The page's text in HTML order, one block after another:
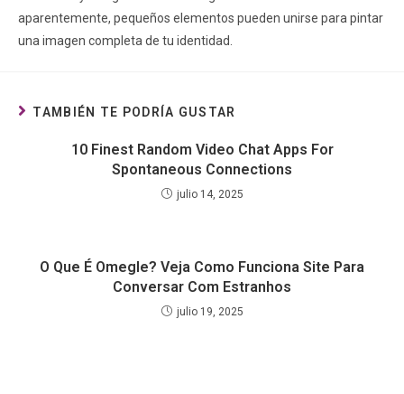
aparentemente, pequeños elementos pueden unirse para pintar
una imagen completa de tu identidad.
TAMBIÉN TE PODRÍA GUSTAR
10 Finest Random Video Chat Apps For
Spontaneous Connections
julio 14, 2025
O Que É Omegle? Veja Como Funciona Site Para
Conversar Com Estranhos
julio 19, 2025